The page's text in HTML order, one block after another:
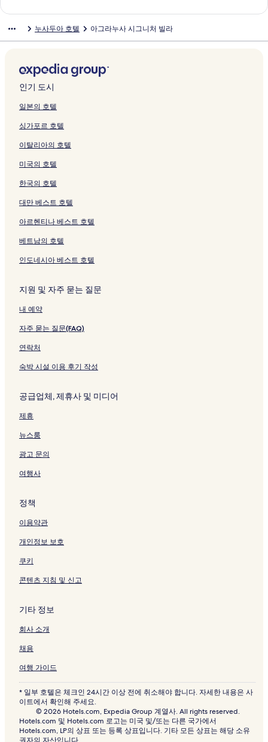
페
이
여
는
링
크
s
t
페
이
지
여
링
크
이
지
는
링
크
이
지
는
링
크
이
지
는
링
크
t
페
이
지
를
는
크
o
페
이
지
를
는
크
a
R
e
s
o
t
y
I
H
G
이
를
는
링
크
s
u
a
T
e
r
c
e
페
이
를
는
크
지
를
링
크
a
이
지
를
여
링
i
a
n
a
g
d
y
C
P
M
a
i
이
지
를
는
크
페
를
여
는
링
s
t
B
a
l
페
지
를
여
는
크
n
e
s
o
r
&
p
a
페
이
를
는
크
n
s
o
r
t
a
i
N
u
s
D
a
y
I
H
페
지
여
는
링
크
’
a
l
i
N
s
D
u
a
G
r
e
s
페
이
를
는
크
H
e
l
N
u
a
u
a
페
이
를
는
크
y
i
l
l
a
이
를
여
는
링
u
a
K
e
m
i
s
k
i
B
l
페
지
를
여
링
누사두아 호텔 아그라누사 시그니처 빌라
인기 도시
일본의 호텔
싱가포르 호텔
이탈리아의 호텔
미국의 호텔
한국의 호텔
대만 베스트 호텔
아르헨티나 베스트 호텔
베트남의 호텔
인도네시아 베스트 호텔
지원 및 자주 묻는 질문
내 예약
자주 묻는 질문(FAQ)
연락처
숙박 시설 이용 후기 작성
공급업체, 제휴사 및 미디어
제휴
뉴스룸
광고 문의
여행사
정책
이용약관
개인정보 보호
쿠키
콘텐츠 지침 및 신고
기타 정보
회사 소개
채용
여행 가이드
* 일부 호텔은 체크인 24시간 이상 전에 취소해야 합니다. 자세한 내용은 사
이트에서 확인해 주세요.
© 2026 Hotels.com, Expedia Group 계열사. All rights reserved.
Hotels.com 및 Hotels.com 로고는 미국 및/또는 다른 국가에서
Hotels.com, LP의 상표 또는 등록 상표입니다. 기타 모든 상표는 해당 소유